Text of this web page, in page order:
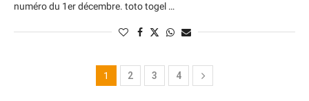
numéro du 1er décembre. toto togel …
1 2 3 4